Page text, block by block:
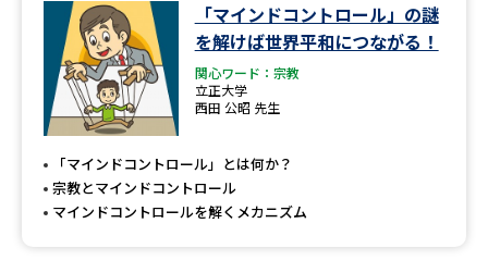
「マインドコントロール」の謎
を解けば世界平和につながる！
関心ワード：宗教
立正大学
西田 公昭 先生
「マインドコントロール」とは何か？
宗教とマインドコントロール
マインドコントロールを解くメカニズム